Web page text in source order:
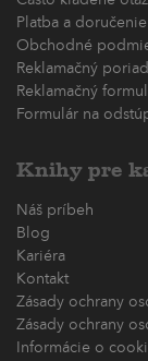
Platba a doručenie
Obchodné
Reklamačný
Reklamačný
Formulár na
Knihy pre
Náš príbeh
Blog
Kariéra
Kontakt
Zásady ochrany
Zásady ochrany
Informácie o